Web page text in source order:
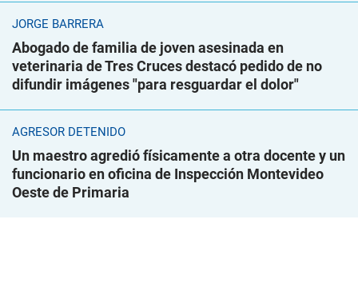
JORGE BARRERA
Abogado de familia de joven asesinada en
veterinaria de Tres Cruces destacó pedido de no
difundir imágenes "para resguardar el dolor"
AGRESOR DETENIDO
Un maestro agredió físicamente a otra docente y un
funcionario en oficina de Inspección Montevideo
Oeste de Primaria